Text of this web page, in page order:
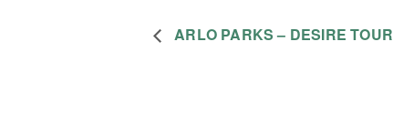
ARLO PARKS – DESIRE TOUR